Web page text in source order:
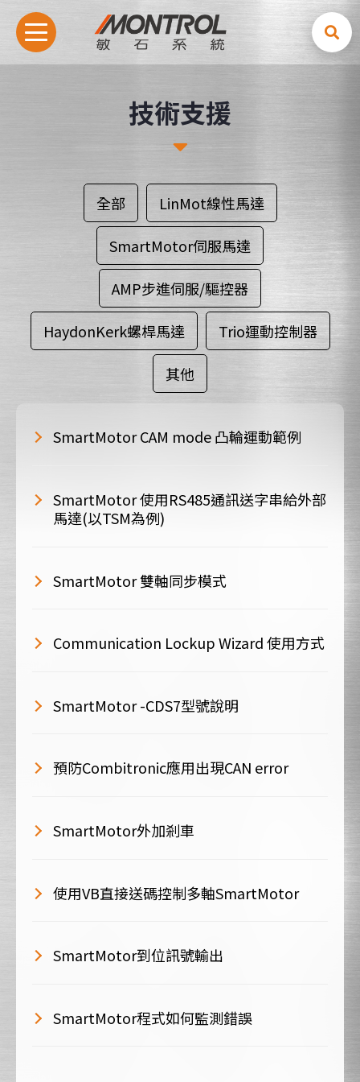
技術支援
全部 LinMot線性馬達
SmartMotor伺服馬達
AMP步進伺服/驅控器
HaydonKerk螺桿馬達 Trio運動控制器
其他
SmartMotor CAM mode 凸輪運動範例
SmartMotor 使用RS485通訊送字串給外部
馬達(以TSM為例)
SmartMotor 雙軸同步模式
Communication Lockup Wizard 使用方式
SmartMotor -CDS7型號說明
預防Combitronic應用出現CAN error
SmartMotor外加剎車
使用VB直接送碼控制多軸SmartMotor
SmartMotor到位訊號輸出
SmartMotor程式如何監測錯誤